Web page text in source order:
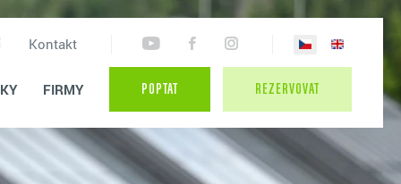
Kontakt
FIRMY POPTAT REZERVOVAT